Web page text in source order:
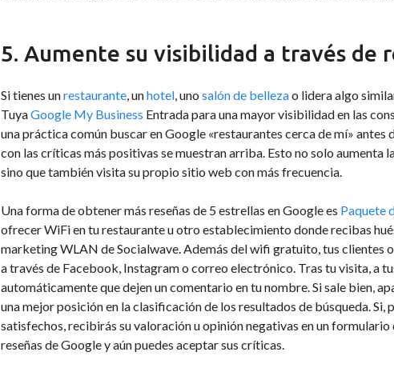
5. Aumente su visibilidad a través de
Si tienes unrestaurante, unhotel, uno salón de bellezao lidera algo
TuyaGoogle My Business Entrada para una mayor visibilidad en las
una práctica común buscar en Google «restaurantes cerca de mí» antes
con las críticas más positivas se muestran arriba. Esto no solo aumenta
sino que también visita su propio sitio web con más frecuencia.
Una forma de obtener más reseñas de 5 estrellas en Google es Paquete
ofrecer WiFi en tu restaurante u otro establecimiento donde recibas
marketing WLAN de Socialwave. Además del wifi gratuito, tus clientes
a través de Facebook, Instagram o correo electrónico. Tras tu visita, a
automáticamente que dejen un comentario en tu nombre. Si sale bien,
una mejor posición en la clasificación de los resultados de búsqueda.
satisfechos, recibirás su valoración u opinión negativas en un
reseñas de Google y aún puedes aceptar sus críticas.